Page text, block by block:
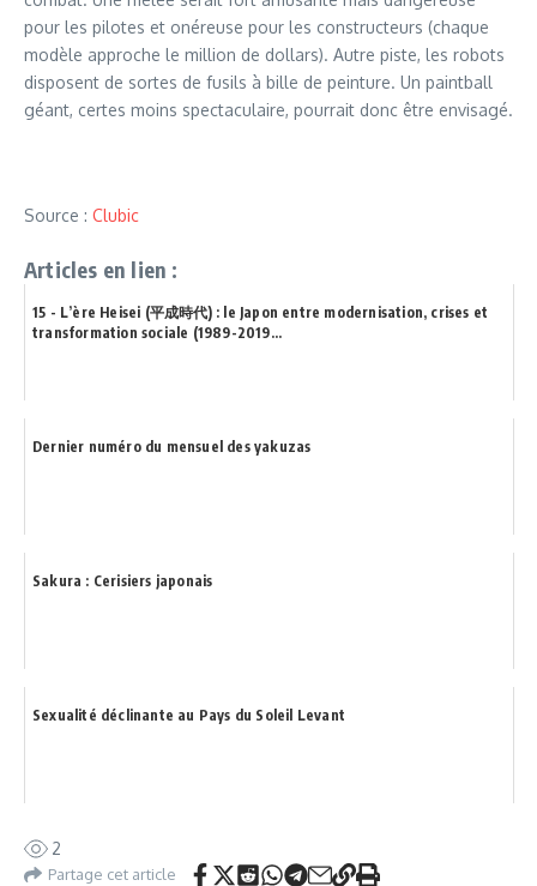
pour les pilotes et onéreuse pour les constructeurs (chaque
modèle approche le million de dollars). Autre piste, les robots
disposent de sortes de fusils à bille de peinture. Un paintball
géant, certes moins spectaculaire, pourrait donc être envisagé.
Source : Clubic
Articles en lien :
15 - L’ère Heisei (平成時代) : le Japon entre modernisation, crises et
transformation sociale (1989-2019...
Dernier numéro du mensuel des yakuzas
Sakura : Cerisiers japonais
Sexualité déclinante au Pays du Soleil Levant
2
Partage cet article